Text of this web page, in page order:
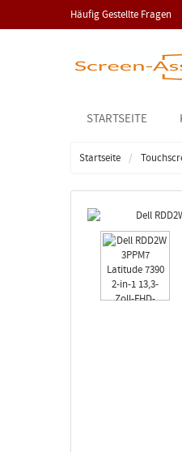
Häufig Gestellte Fragen
STARTSEITE
Startseite